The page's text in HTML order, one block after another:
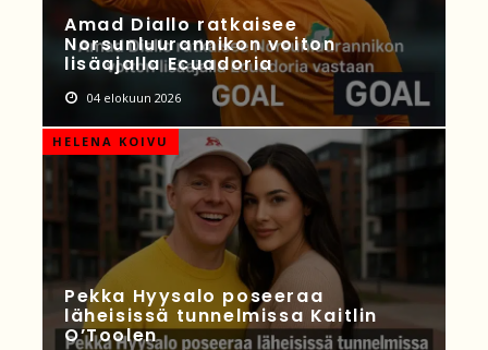
Amad Diallo ratkaisee
Norsunluurannikon voiton
lisäajalla Ecuadoria
04 elokuun 2026
HELENA KOIVU
Pekka Hyysalo poseeraa
läheisissä tunnelmissa Kaitlin
O’Toolen